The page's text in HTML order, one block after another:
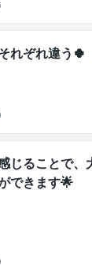
れぞれ違う🍀
じることで、
できます🌟